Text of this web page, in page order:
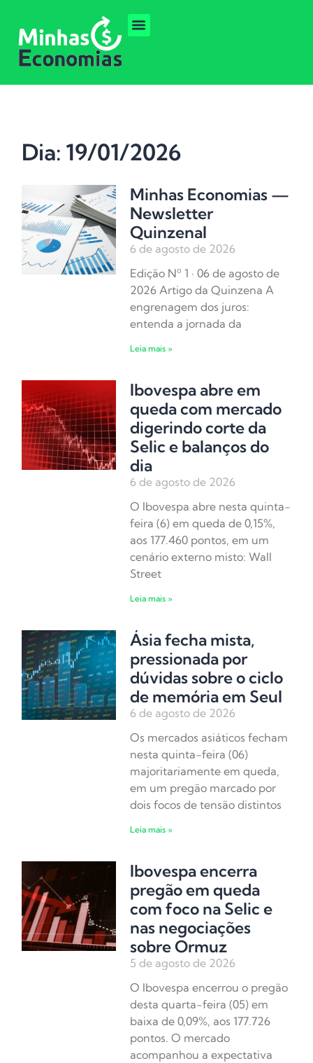
Dia: 19/01/2026
Minhas Economias —
Newsletter
Quinzenal
6 de agosto de 2026
Edição Nº 1 · 06 de agosto de
2026 Artigo da Quinzena A
engrenagem dos juros:
entenda a jornada da
Leia mais »
Ibovespa abre em
queda com mercado
digerindo corte da
Selic e balanços do
dia
6 de agosto de 2026
O Ibovespa abre nesta quinta-
feira (6) em queda de 0,15%,
aos 177.460 pontos, em um
cenário externo misto: Wall
Street
Leia mais »
Ásia fecha mista,
pressionada por
dúvidas sobre o ciclo
de memória em Seul
6 de agosto de 2026
Os mercados asiáticos fecham
nesta quinta-feira (06)
majoritariamente em queda,
em um pregão marcado por
dois focos de tensão distintos
Leia mais »
Ibovespa encerra
pregão em queda
com foco na Selic e
nas negociações
sobre Ormuz
5 de agosto de 2026
O Ibovespa encerrou o pregão
desta quarta-feira (05) em
baixa de 0,09%, aos 177.726
pontos. O mercado
acompanhou a expectativa